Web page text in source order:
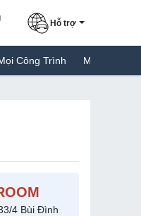
Hỗ trợ
Trình Máy Hàn Túi
4 Bùi Đình